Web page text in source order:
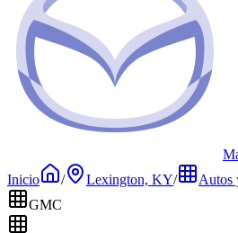
Inicio
/ Lexington, KY/ Autos
GMC